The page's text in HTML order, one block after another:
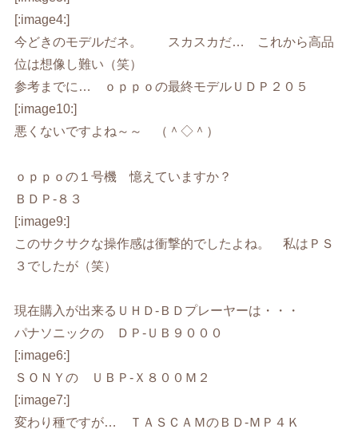
[:image4:]
今どきのモデルだネ。 スカスカだ… これから高品
位は想像し難い（笑）
参考までに… ｏｐｐｏの最終モデルＵＤＰ２０５
[:image10:]
悪くないですよね～～ （＾◇＾）
ｏｐｐｏの１号機 憶えていますか？
ＢＤＰ-８３
[:image9:]
このサクサクな操作感は衝撃的でしたよね。 私はＰＳ
３でしたが（笑）
現在購入が出来るＵＨＤ-ＢＤプレーヤーは・・・
パナソニックの ＤＰ-ＵＢ９０００
[:image6:]
ＳＯＮＹの ＵＢＰ-Ｘ８００Ｍ２
[:image7:]
変わり種ですが… ＴＡＳＣＡＭのＢＤ-ＭＰ４Ｋ